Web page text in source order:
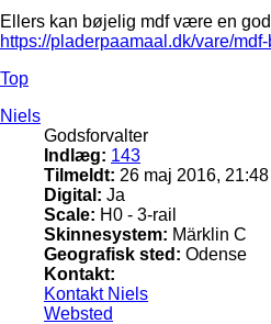
Ellers kan bøjelig mdf være en
https://pladerpaamaal.dk/vare/
Top
Niels
Godsforvalter
Indlæg: 143
Tilmeldt: 26 maj 2016, 21:48
Digital: Ja
Scale: H0 - 3-rail
Skinnesystem: Märklin C
Geografisk sted: Odense
Kontakt:
Kontakt Niels
Websted